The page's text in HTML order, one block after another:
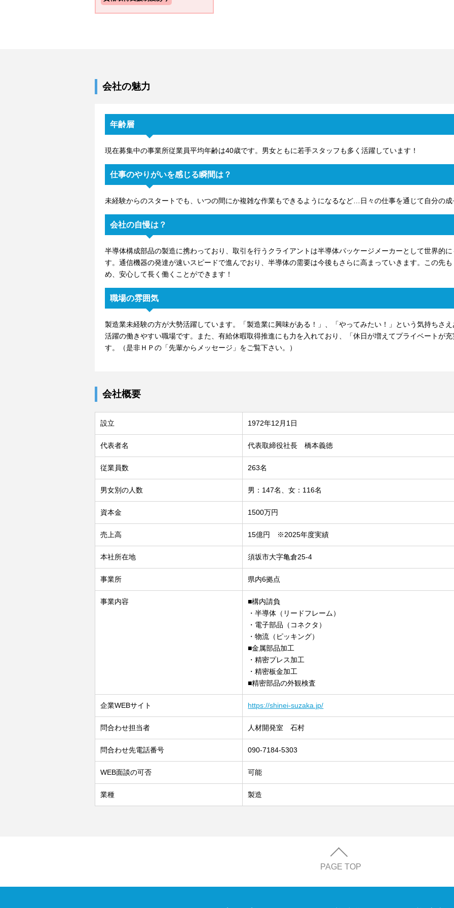
会社の魅力
年齢層
現在募集中の事業所従業員平均年齢は40歳です。男女ともに若手スタッフも多く活躍しています！
仕事のやりがいを感じる瞬間は？
未経験からのスタートでも、いつの間にか複雑な作業もできるようになるなど…日々の仕事を通じて自分の
会社の自慢は？
半導体構成部品の製造に携わっており、取引を行うクライアントは半導体パッケージメーカーとして世界的
す。通信機器の発達が速いスピードで進んでおり、半導体の需要は今後もさらに高まっていきます。この先
め、安心して長く働くことができます！
職場の雰囲気
製造業未経験の方が大勢活躍しています。「製造業に興味がある！」、「やってみたい！」という気持ちさ
活躍の働きやすい職場です。また、有給休暇取得推進にも力を入れており、「休日が増えてプライベートが
す。（是非ＨＰの「先輩からメッセージ」をご覧下さい。）
会社概要
設立 1972年12月1日
代表者名 代表取締役社長 橋本義徳
従業員数 263名
男女別の人数 男：147名、女：116名
資本金 1500万円
売上高 15億円 ※2025年度実績
本社所在地 須坂市大字亀倉25-4
事業所 県内6拠点
事業内容
■構内請負
・半導体（リードフレーム）
・電子部品（コネクタ）
・物流（ピッキング）
■金属部品加工
・精密プレス加工
・精密板金加工
■精密部品の外観検査
企業WEBサイト https://shinei-suzaka.jp/
問合わせ担当者 人材開発室 石村
問合わせ先電話番号 090-7184-5303
WEB面談の可否 可能
業種 製造
PAGE TOP